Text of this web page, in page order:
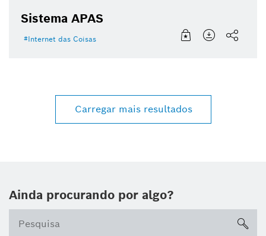
Sistema APAS
Internet das Coisas
Carregar mais resultados
Ainda procurando por algo?